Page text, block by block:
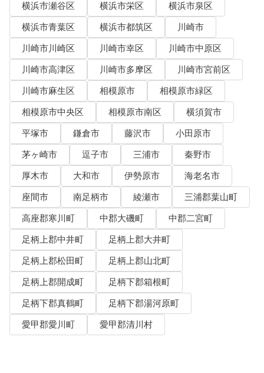
横浜市瀬谷区
横浜市栄区
横浜市泉区
横浜市青葉区
横浜市都筑区
川崎市
川崎市川崎区
川崎市幸区
川崎市中原区
川崎市高津区
川崎市多摩区
川崎市宮前区
川崎市麻生区
相模原市
相模原市緑区
相模原市中央区
相模原市南区
横須賀市
平塚市
鎌倉市 藤沢市
小田原市
茅ヶ崎市
逗子市 三浦市
秦野市
厚木市
大和市 伊勢原市
海老名市
座間市
南足柄市 綾瀬市
三浦郡葉山町
高座郡寒川町
中郡大磯町
中郡二宮町
足柄上郡中井町
足柄上郡大井町
足柄上郡松田町
足柄上郡山北町
足柄上郡開成町
足柄下郡箱根町
足柄下郡真鶴町
足柄下郡湯河原町
愛甲郡愛川町
愛甲郡清川村